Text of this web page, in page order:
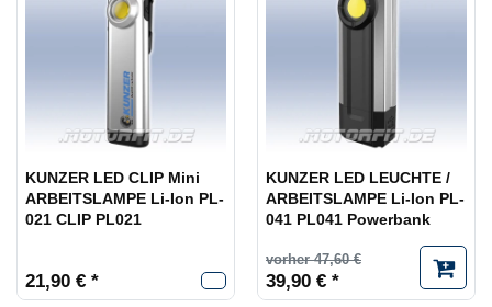
KUNZER LED CLIP Mini
ARBEITSLAMPE Li-Ion PL-
021 CLIP PL021
21,90 € *
KUNZER LED LEUCHTE /
ARBEITSLAMPE Li-Ion PL-
041 PL041 Powerbank
vorher 47,60 €
39,90 € *